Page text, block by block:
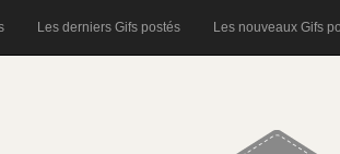
Les derniers Gifs postés Les nouveaux Gifs